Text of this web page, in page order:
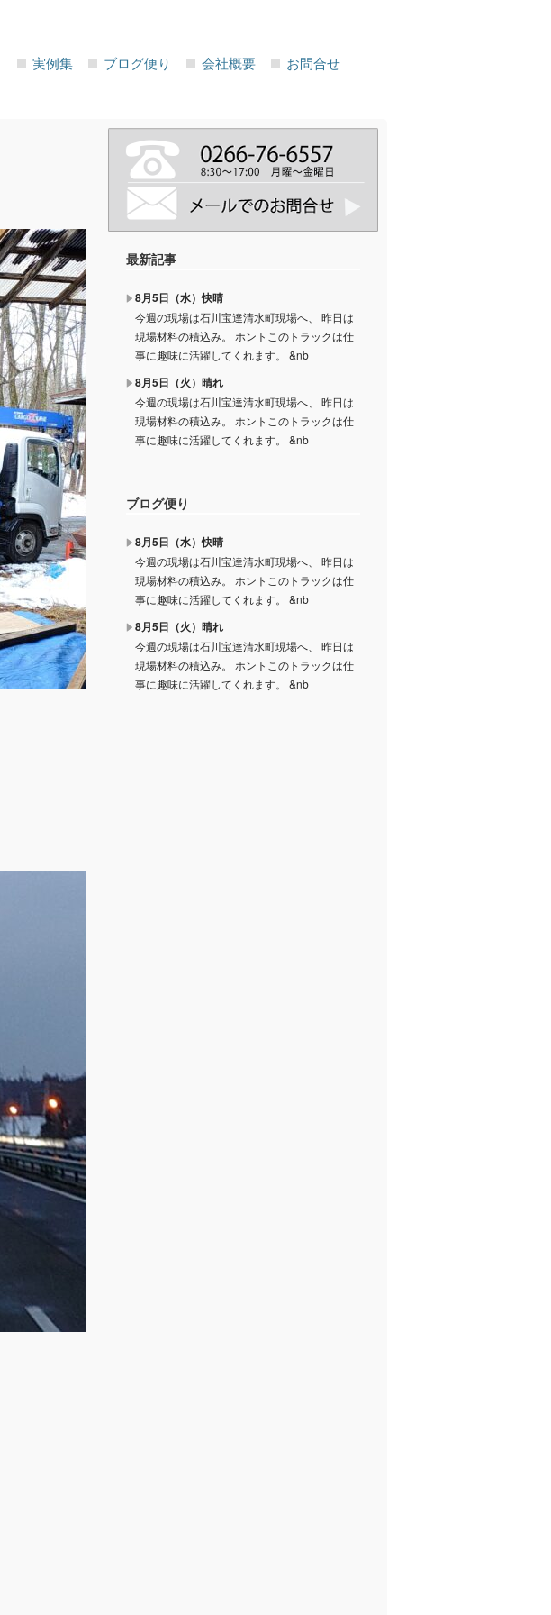
実例集 ブログ便り 会社概要 お問合せ
最新記事
8月5日（水）快晴
今週の現場は石川宝達清水町現場へ、 昨日は
現場材料の積込み。 ホントこのトラックは仕
事に趣味に活躍してくれます。 &nb
8月5日（火）晴れ
今週の現場は石川宝達清水町現場へ、 昨日は
現場材料の積込み。 ホントこのトラックは仕
事に趣味に活躍してくれます。 &nb
ブログ便り
8月5日（水）快晴
今週の現場は石川宝達清水町現場へ、 昨日は
現場材料の積込み。 ホントこのトラックは仕
事に趣味に活躍してくれます。 &nb
8月5日（火）晴れ
今週の現場は石川宝達清水町現場へ、 昨日は
現場材料の積込み。 ホントこのトラックは仕
事に趣味に活躍してくれます。 &nb